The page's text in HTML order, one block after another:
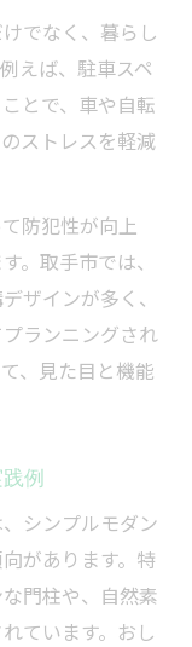
でなく、暮らし
えば、駐車スペ
とで、車や自転
ストレスを軽減
防犯性が向上
。取手市では、
ザインが多く、
ランニングされ
、見た目と機能
例
シンプルモダン
があります。特
門柱や、自然素
ています。おし